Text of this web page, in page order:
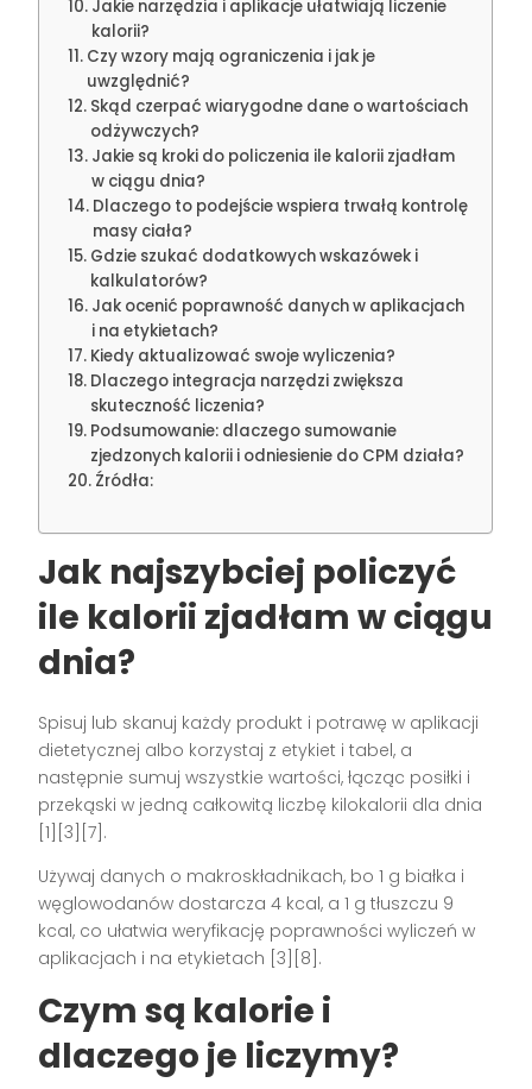
Jakie narzędzia i aplikacje ułatwiają liczenie
kalorii?
Czy wzory mają ograniczenia i jak je
uwzględnić?
Skąd czerpać wiarygodne dane o wartościach
odżywczych?
Jakie są kroki do policzenia ile kalorii zjadłam
w ciągu dnia?
Dlaczego to podejście wspiera trwałą kontrolę
masy ciała?
Gdzie szukać dodatkowych wskazówek i
kalkulatorów?
Jak ocenić poprawność danych w aplikacjach
i na etykietach?
Kiedy aktualizować swoje wyliczenia?
Dlaczego integracja narzędzi zwiększa
skuteczność liczenia?
Podsumowanie: dlaczego sumowanie
zjedzonych kalorii i odniesienie do CPM działa?
Źródła:
Jak najszybciej policzyć
ile kalorii zjadłam w ciągu
dnia?
Spisuj lub skanuj każdy produkt i potrawę w aplikacji
dietetycznej albo korzystaj z etykiet i tabel, a
następnie sumuj wszystkie wartości, łącząc posiłki i
przekąski w jedną całkowitą liczbę kilokalorii dla dnia
[1][3][7].
Używaj danych o makroskładnikach, bo 1 g białka i
węglowodanów dostarcza 4 kcal, a 1 g tłuszczu 9
kcal, co ułatwia weryfikację poprawności wyliczeń w
aplikacjach i na etykietach [3][8].
Czym są kalorie i
dlaczego je liczymy?